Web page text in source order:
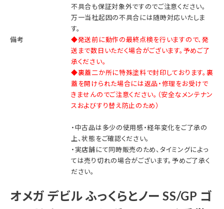
不具合も保証対象外ですのでご注意ください。
万一当社起因の不具合には随時対応いたしま
す。
備考
◆発送前に動作の最終点検を行いますので、発
送まで数日いただく場合がございます。予めご了
承ください。
◆裏蓋二か所に特殊塗料で封印しております。裏
蓋を開けられた場合には返品・修理をお受けで
きませんのでご注意ください。（安全なメンテナン
スおよびすり替え防止のため）
・中古品は多少の使用感・経年変化をご了承の
上、状態をご確認ください。
・実店舗にて同時販売のため、タイミングによっ
ては売り切れの場合がございます。予めご了承く
ださい。
オメガ デビル ふっくらとノー SS/GP ゴ